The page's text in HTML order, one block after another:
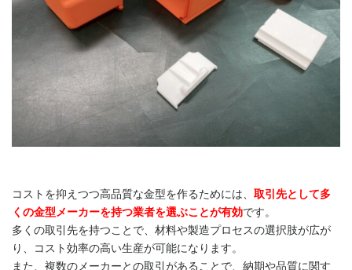
コストを抑えつつ高品質な金型を作るためには、 取引先として多
くの金型メーカーを持つ業者を選ぶことが有効です。
多くの取引先を持つことで、材料や製造プロセスの選択肢が広が
り、コスト効率の高い生産が可能になります。
また、複数のメーカーとの取引があることで、納期や品質に関す